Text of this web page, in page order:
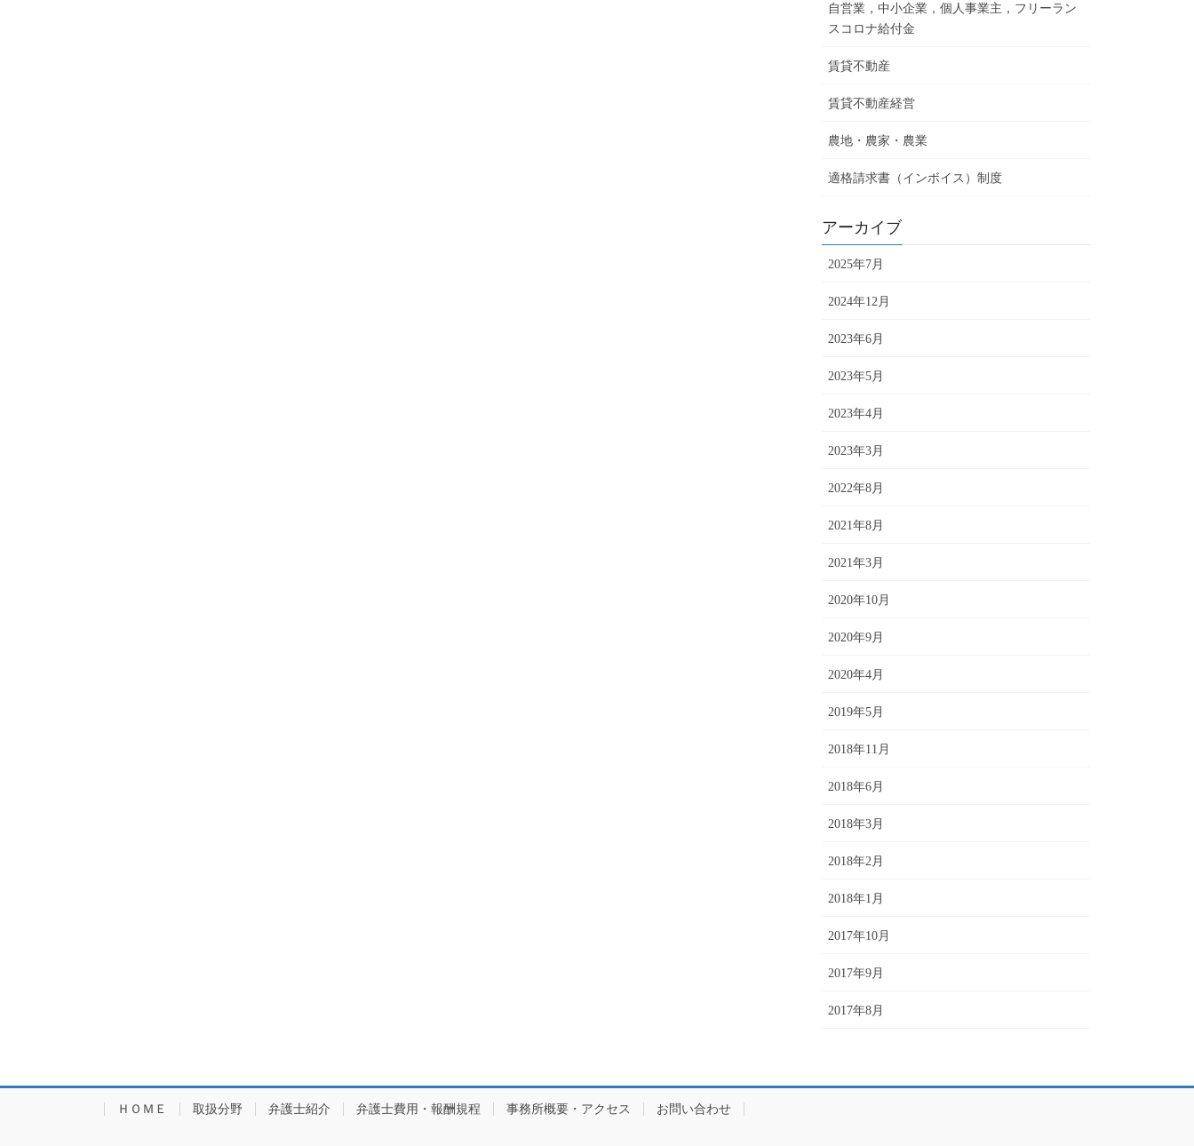
自営業，中小企業，個人事業主，フリーラン
スコロナ給付金
賃貸不動産
賃貸不動産経営
農地・農家・農業
適格請求書（インボイス）制度
アーカイブ
2025年7月
2024年12月
2023年6月
2023年5月
2023年4月
2023年3月
2022年8月
2021年8月
2021年3月
2020年10月
2020年9月
2020年4月
2019年5月
2018年11月
2018年6月
2018年3月
2018年2月
2018年1月
2017年10月
2017年9月
2017年8月
ＨＯＭＥ 取扱分野 弁護士紹介 弁護士費用・報酬規程 事務所概要・アクセス お問い合わせ